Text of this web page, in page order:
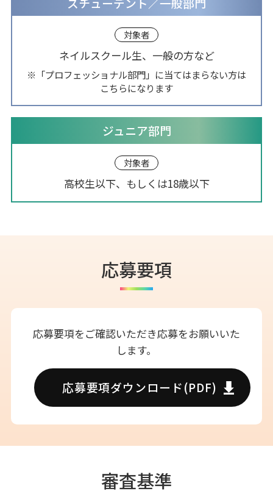
対象者
ネイルスクール生、一般の方など
※「プロフェッショナル部門」に当てはまらない方は
こちらになります
ジュニア部門
対象者
高校生以下、もしくは18歳以下
応募要項
応募要項をご確認いただき応募をお願いいた
します。
応募要項ダウンロード(PDF)
審査基準